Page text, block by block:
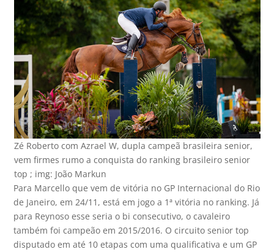
Zé Roberto com Azrael W, dupla campeã brasileira senior,
vem firmes rumo a conquista do ranking brasileiro senior
top ; img: João Markun
Para Marcello que vem de vitória no GP Internacional do Rio
de Janeiro, em 24/11, está em jogo a 1ª vitória no ranking. Já
para Reynoso esse seria o bi consecutivo, o cavaleiro
também foi campeão em 2015/2016. O circuito senior top
disputado em até 10 etapas com uma qualificativa e um GP